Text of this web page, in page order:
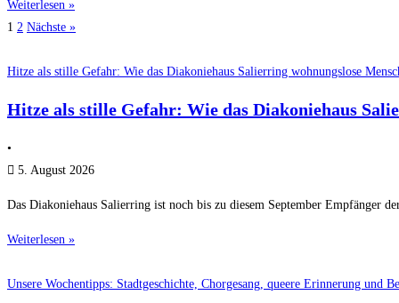
Weiterlesen »
1 2 Nächste »
Hitze als stille Gefahr: Wie das Diakoniehaus Salierring wohnungslose
Hitze als stille Gefahr: Wie das Diakoniehaus
•
5. August 2026
Das Diakoniehaus Salierring ist noch bis zu diesem September Empfänger
Weiterlesen »
Unsere Wochentipps: Stadtgeschichte, Chorgesang, queere Erinnerung und